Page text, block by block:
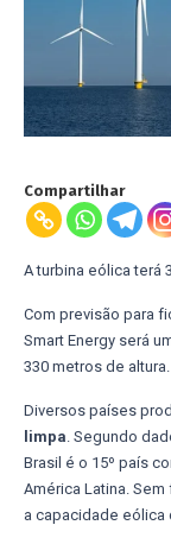
Compartilhar
A turbina eólica terá
Com previsão para
Smart Energy será
330 metros de altura.
Diversos países
limpa. Segundo
Brasil é o 15º país
América Latina.
a capacidade eólica